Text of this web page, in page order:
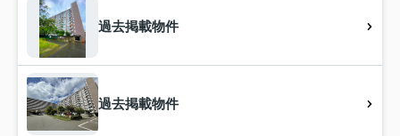
過去掲載物件
過去掲載物件